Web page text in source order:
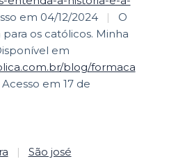
em 04/12/2024 |
O
os católicos. Minha
em
blog/formaca
em 17 de
| São josé